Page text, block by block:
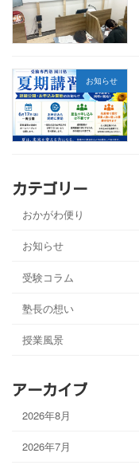
お知らせ
カテゴリー
おかがわ便り
お知らせ
受験コラム
塾長の想い
授業風景
アーカイブ
2026年8月
2026年7月